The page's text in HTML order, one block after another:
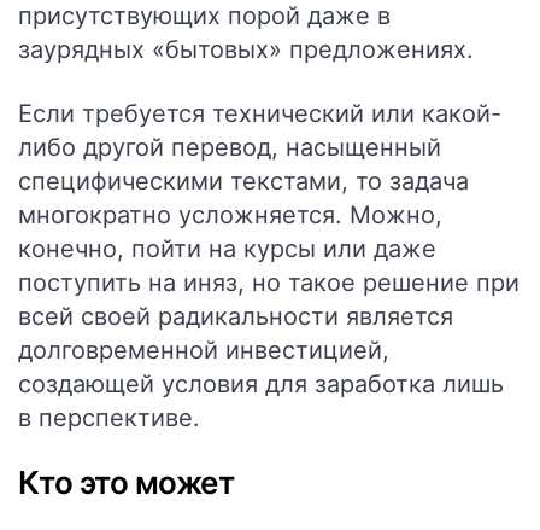
присутствующих порой даже в
заурядных «бытовых» предложениях.
Если требуется технический или какой-
либо другой перевод, насыщенный
специфическими текстами, то задача
многократно усложняется. Можно,
конечно, пойти на курсы или даже
поступить на иняз, но такое решение при
всей своей радикальности является
долговременной инвестицией,
создающей условия для заработка лишь
в перспективе.
Кто это может